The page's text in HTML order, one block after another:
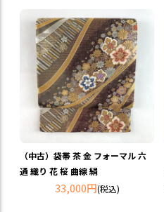
（中古）袋帯 茶 金 フォーマル 六
通 織り 花 桜 曲線 絹
33,000円(税込)